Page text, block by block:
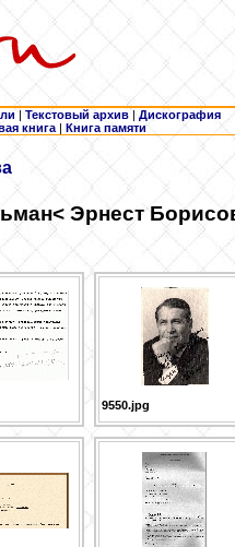
| Текстовый архив | Дискография
книга | Книга памяти
< Эрнест
9550.jpg